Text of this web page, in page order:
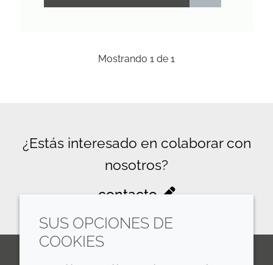
Mostrando 1 de 1
¿Estás interesado en colaborar con
nosotros?
contacto
SUS OPCIONES DE
COOKIES